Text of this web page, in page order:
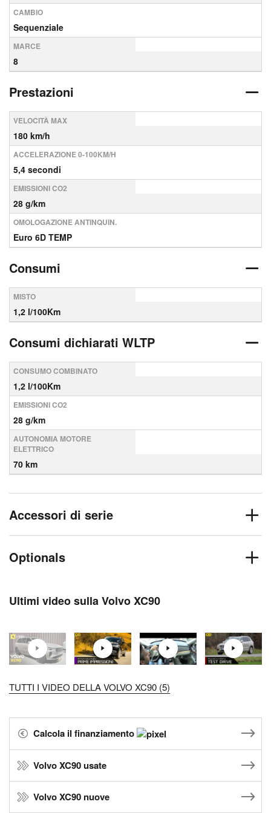
CAMBIO
Sequenziale
MARCE
8
Prestazioni
VELOCITÀ MAX
180 km/h
ACCELERAZIONE 0-100KM/H
5,4 secondi
EMISSIONI CO2
28 g/km
OMOLOGAZIONE ANTINQUIN.
Euro 6D TEMP
Consumi
MISTO
1,2 l/100Km
Consumi dichiarati WLTP
CONSUMO COMBINATO
1,2 l/100Km
EMISSIONI CO2
28 g/km
AUTONOMIA MOTORE
ELETTRICO
70 km
Accessori di serie
Optionals
Ultimi video sulla Volvo XC90
TUTTI I VIDEO DELLA VOLVO XC90 (5)
Calcola il finanziamento
Volvo XC90 usate
Volvo XC90 nuove